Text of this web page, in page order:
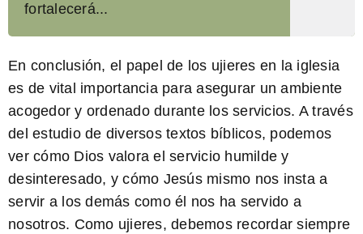
fortalecerá...
En conclusión, el papel de los ujieres en la iglesia
es de vital importancia para asegurar un ambiente
acogedor y ordenado durante los servicios. A través
del estudio de diversos textos bíblicos, podemos
ver cómo Dios valora el servicio humilde y
desinteresado, y cómo Jesús mismo nos insta a
servir a los demás como él nos ha servido a
nosotros. Como ujieres, debemos recordar siempre